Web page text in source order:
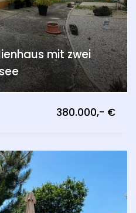
mit zwei
380.000,- €